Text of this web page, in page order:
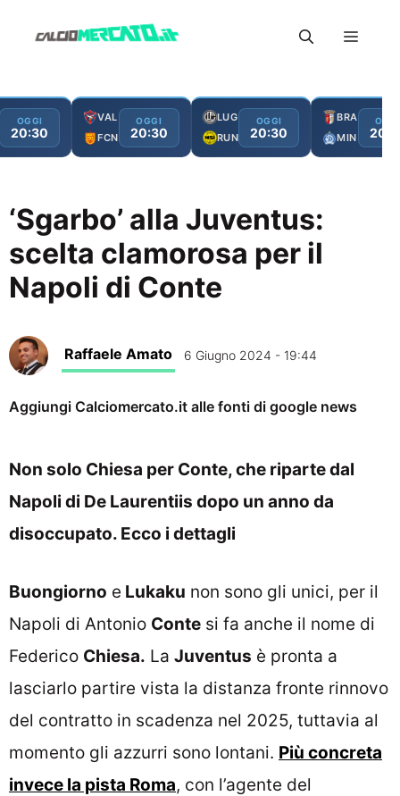
Menu
OGGI
20:30
VAL
FCN
OGGI
20:30
LUG
RUN
OGGI
20:30
BRA
MIN
OGGI
‘Sgarbo’ alla Juventus:
scelta clamorosa per il
Napoli di Conte
Raffaele Amato 6 Giugno 2024 - 19:44
Aggiungi Calciomercato.it alle fonti di google news
Non solo Chiesa per Conte, che riparte dal
Napoli di De Laurentiis dopo un anno da
disoccupato. Ecco i dettagli
Buongiorno e Lukaku non sono gli unici, per il
Napoli di Antonio Conte si fa anche il nome di
Federico Chiesa. La Juventus è pronta a
lasciarlo partire vista la distanza fronte rinnovo
del contratto in scadenza nel 2025, tuttavia al
momento gli azzurri sono lontani. Più concreta
invece la pista Roma, con l’agente del